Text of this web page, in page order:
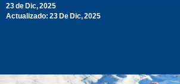
23 de Dic, 2025
Actualizado: 23 De Dic, 2025